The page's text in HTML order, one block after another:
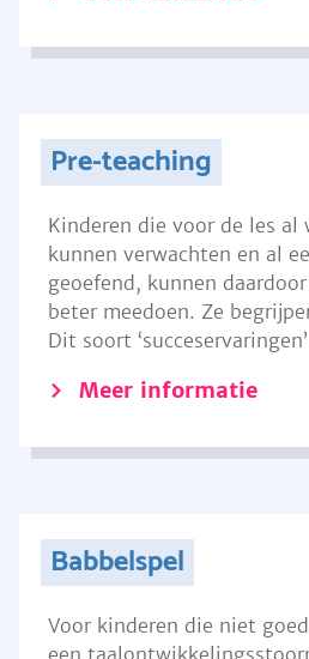
Pre-teaching
Kinderen die voor de les al
kunnen verwachten en al
geoefend, kunnen
beter meedoen. Ze
Dit soort
Meer informatie
Babbelspel
Voor kinderen die niet
een